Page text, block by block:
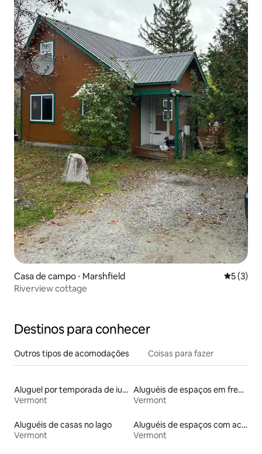
Casa de campo ⋅ Marshfield 5 de
5 (3)
Riverview cottage
Destinos para conhecer
Outros tipos de acomodações Coisas para fazer
Aluguel por temporada de iurtas
Vermont
Aluguéis de espaços em frente à praia
Vermont
Aluguéis de casas no lago
Vermont
Aluguéis de espaços com acesso direto a pistas de esqui
Vermont